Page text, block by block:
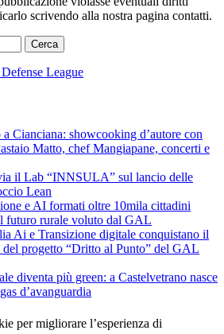
scrivendo alla nostra pagina contatti.
Cianciana: showcooking d’autore con
Matto, chef Mangiapane, concerti e
il Lab “INNSULA” sul lancio delle
Lean
e AI formati oltre 10mila cittadini
futuro rurale voluto dal GAL
Ai e Transizione digitale conquistano il
del progetto “Dritto al Punto” del GAL
diventa più green: a Castelvetrano nasce
d’avanguardia
per migliorare l’esperienza di